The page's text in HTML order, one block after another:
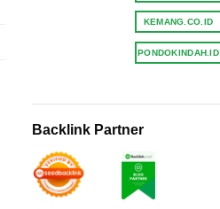
KEMANG.CO.ID
PONDOKINDAH.ID
Backlink Partner